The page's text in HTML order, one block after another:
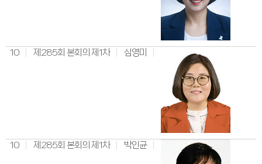
10 제285회 본회의 제1차 심영미
10 제285회 본회의 제1차 박인균